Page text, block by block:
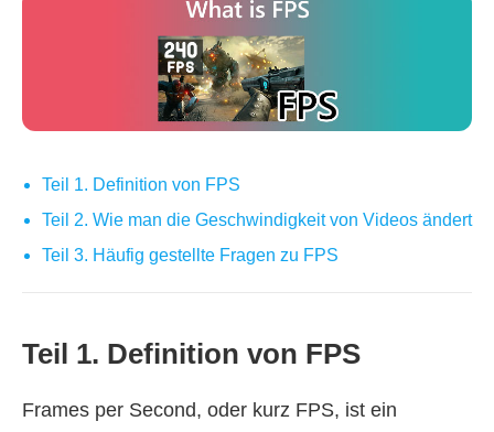
Teil 1. Definition von FPS
Teil 2. Wie man die Geschwindigkeit von Videos ändert
Teil 3. Häufig gestellte Fragen zu FPS
Teil 1. Definition von FPS
Frames per Second, oder kurz FPS, ist ein